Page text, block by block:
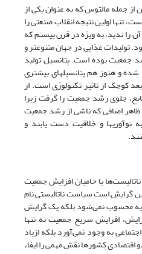
از جمله مالتوس که به عنوان یکی از
اولین نتیجه انقلاب صنعتی را
را ندید، به ویژه در قرن بیستم که
تولیدات غذایی در جهان متنوع­تر و
جمعیت بوده است. پتانسیل تولید
شده و هنوز هم پتانسیل­های بیشتری
کوچک از تاثیر تکنولوژی است. از
جلوی رشد جمعیت را گرفت زیرا
اضافی که ناشی از رشد جمعیت
نوآوری­ها و خلاقیت دست یابند و
یا حامیان افزایش جمعیت
گرایش است سیاست ناتالیستی نام
محسوب نمی‌شود بلکه یک گرایش
افزایش سریع جمعیت نه ‌تنها
به ‌وجود نمی‌آورد بلکه ازیاد
کشورها نقش مهمی را ایفاء